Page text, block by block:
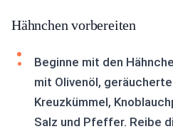
Hähnchen vorbereiten
Beginne mit den
mit Olivenöl,
Kreuzkümmel,
Salz und Pfeffer. Reibe